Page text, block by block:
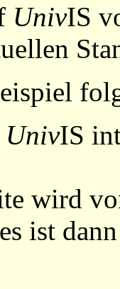
UnivIS
UnivIS
wird
ist